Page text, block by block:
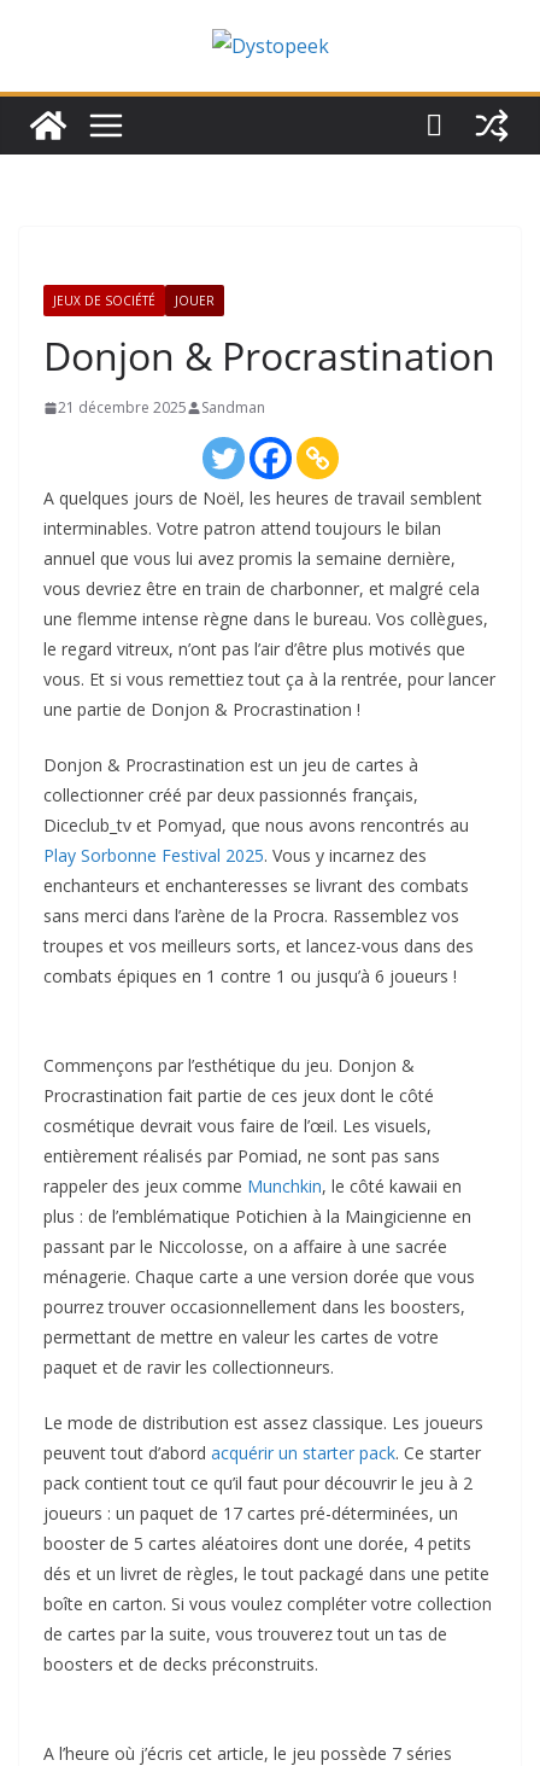
JEUX DE SOCIÉTÉ JOUER
Donjon & Procrastination
21 décembre 2025 Sandman
A quelques jours de Noël, les heures de travail semblent
interminables. Votre patron attend toujours le bilan
annuel que vous lui avez promis la semaine dernière,
vous devriez être en train de charbonner, et malgré cela
une flemme intense règne dans le bureau. Vos collègues,
le regard vitreux, n’ont pas l’air d’être plus motivés que
vous. Et si vous remettiez tout ça à la rentrée, pour lancer
une partie de Donjon & Procrastination !
Donjon & Procrastination est un jeu de cartes à
collectionner créé par deux passionnés français,
Diceclub_tv et Pomyad, que nous avons rencontrés au
Play Sorbonne Festival 2025. Vous y incarnez des
enchanteurs et enchanteresses se livrant des combats
sans merci dans l’arène de la Procra. Rassemblez vos
troupes et vos meilleurs sorts, et lancez-vous dans des
combats épiques en 1 contre 1 ou jusqu’à 6 joueurs !
Commençons par l’esthétique du jeu. Donjon &
Procrastination fait partie de ces jeux dont le côté
cosmétique devrait vous faire de l’œil. Les visuels,
entièrement réalisés par Pomiad, ne sont pas sans
rappeler des jeux comme Munchkin, le côté kawaii en
plus : de l’emblématique Potichien à la Maingicienne en
passant par le Niccolosse, on a affaire à une sacrée
ménagerie. Chaque carte a une version dorée que vous
pourrez trouver occasionnellement dans les boosters,
permettant de mettre en valeur les cartes de votre
paquet et de ravir les collectionneurs.
Le mode de distribution est assez classique. Les joueurs
peuvent tout d’abord acquérir un starter pack. Ce starter
pack contient tout ce qu’il faut pour découvrir le jeu à 2
joueurs : un paquet de 17 cartes pré-déterminées, un
booster de 5 cartes aléatoires dont une dorée, 4 petits
dés et un livret de règles, le tout packagé dans une petite
boîte en carton. Si vous voulez compléter votre collection
de cartes par la suite, vous trouverez tout un tas de
boosters et de decks préconstruits.
A l’heure où j’écris cet article, le jeu possède 7 séries